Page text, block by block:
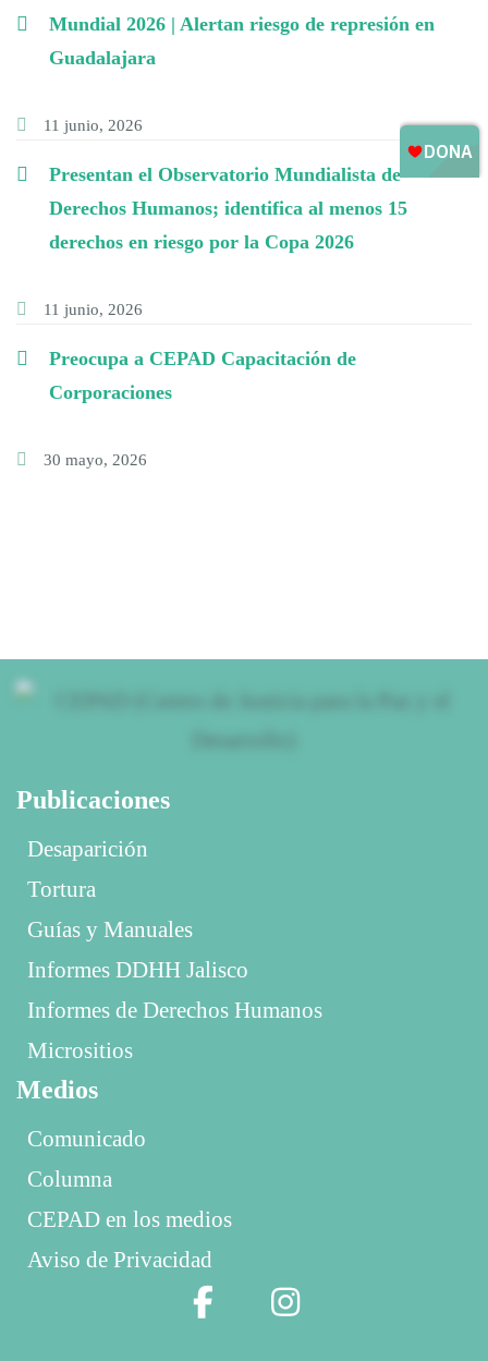
Mundial 2026 | Alertan riesgo de represión en
Guadalajara
11 junio, 2026
Presentan el Observatorio Mundialista de
Derechos Humanos; identifica al menos 15
derechos en riesgo por la Copa 2026
11 junio, 2026
Preocupa a CEPAD Capacitación de
Corporaciones
30 mayo, 2026
Publicaciones
Desaparición
Tortura
Guías y Manuales
Informes DDHH Jalisco
Informes de Derechos Humanos
Micrositios
Medios
Comunicado
Columna
CEPAD en los medios
Aviso de Privacidad